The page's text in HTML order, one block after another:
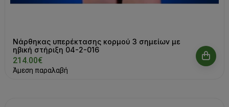
Νάρθηκας υπερέκτασης κορμού 3 σημείων με
ηβική στήριξη 04-2-016
214.00€
Άμεση παραλαβή